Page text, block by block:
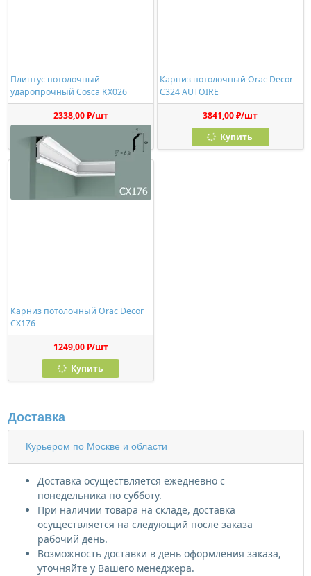
Плинтус потолочный
ударопрочный Cosca KX026
2338,00 ₽/шт
Карниз потолочный Orac Decor
C324 AUTOIRE
3841,00 ₽/шт
Купить
Карниз потолочный Orac Decor
CX176
1249,00 ₽/шт
Купить
Доставка
Курьером по Москве и области
Доставка осуществляется ежедневно с
понедельника по субботу.
При наличии товара на складе, доставка
осуществляется на следующий после заказа
рабочий день.
Возможность доставки в день оформления заказа,
уточняйте у Вашего менеджера.